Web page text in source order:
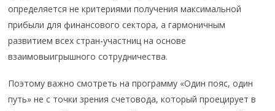
определяется не критериями получения максимальной
прибыли для финансового сектора, а гармоничным
развитием всех стран-участниц на основе
взаимовыигрышного сотрудничества.
Поэтому важно смотреть на программу «Один пояс, один
путь» не с точки зрения счетовода, который проецирует в